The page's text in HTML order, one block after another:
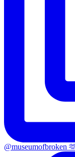
@museumofbroken